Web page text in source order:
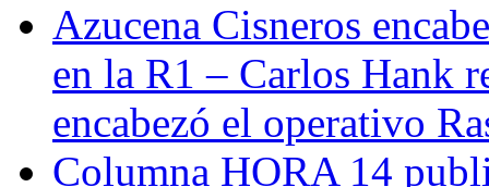
Azucena Cisneros
en la R1 – Carlos Hank
encabezó el operativo
Columna HORA 14